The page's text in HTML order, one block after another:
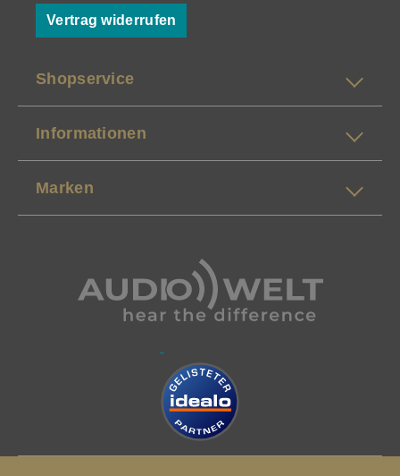
Vertrag widerrufen
Shopservice
Informationen
Marken